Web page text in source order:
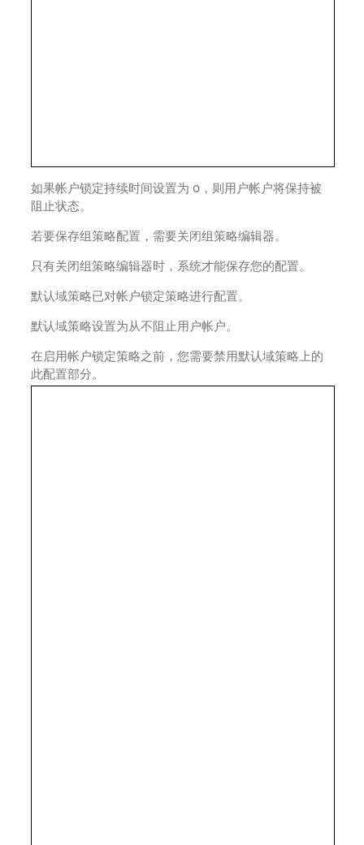
如果帐户锁定持续时间设置为 0，则用户帐户将保持被
阻止状态。
若要保存组策略配置，需要关闭组策略编辑器。
只有关闭组策略编辑器时，系统才能保存您的配置。
默认域策略已对帐户锁定策略进行配置。
默认域策略设置为从不阻止用户帐户。
在启用帐户锁定策略之前，您需要禁用默认域策略上的
此配置部分。